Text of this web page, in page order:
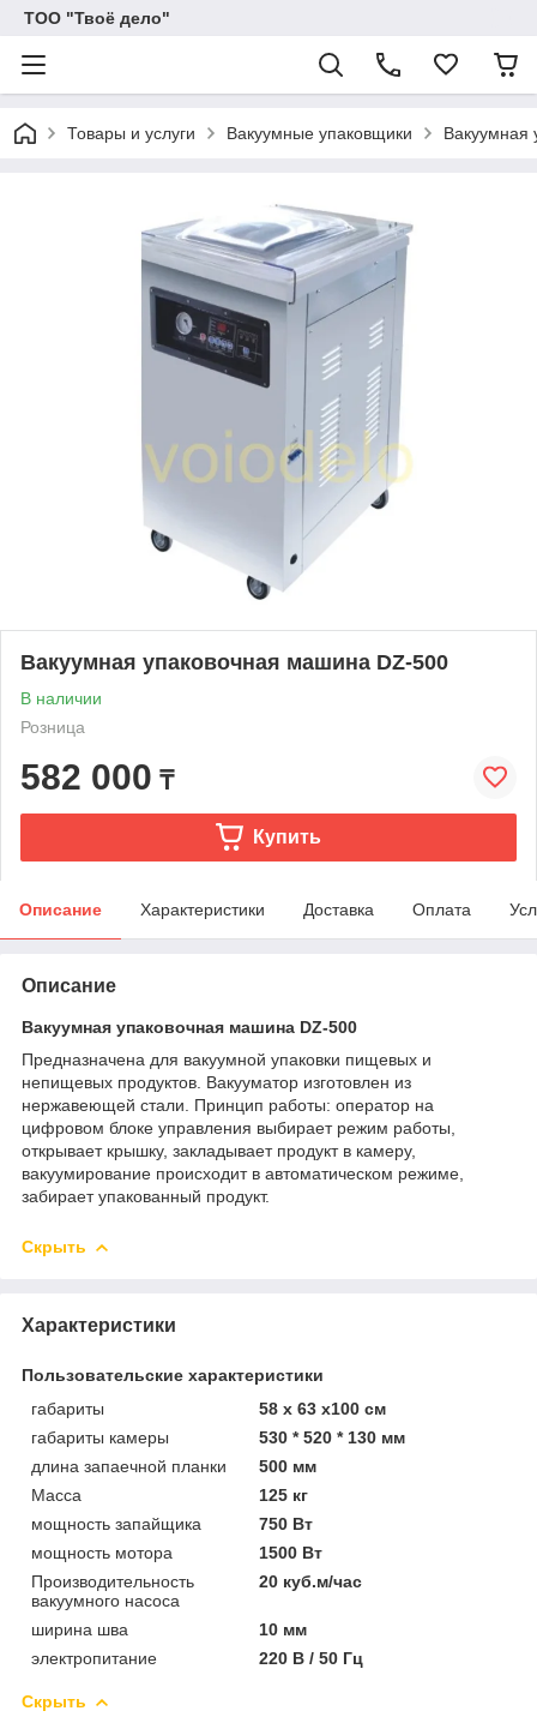
ТОО "Твоё дело"
Товары и услуги Вакуумные упаковщики Вакуумная
Вакуумная упаковочная машина DZ-500
В наличии
Розница
582 000 ₸
Купить
Описание Характеристики Доставка Оплата
Описание
Вакуумная упаковочная машина DZ-500
Предназначена для вакуумной упаковки пищевых и
непищевых продуктов. Вакууматор изготовлен из
нержавеющей стали. Принцип работы: оператор на
цифровом блоке управления выбирает режим работы,
открывает крышку, закладывает продукт в камеру,
вакуумирование происходит в автоматическом режиме,
забирает упакованный продукт.
Скрыть
Характеристики
Пользовательские характеристики
габариты
58 х 63 х100 см
габариты камеры
530 * 520 * 130 мм
длина запаечной планки
500 мм
Масса
125 кг
мощность запайщика
750 Вт
мощность мотора
1500 Вт
Производительность
вакуумного насоса
20 куб.м/час
ширина шва
10 мм
электропитание
220 В / 50 Гц
Скрыть